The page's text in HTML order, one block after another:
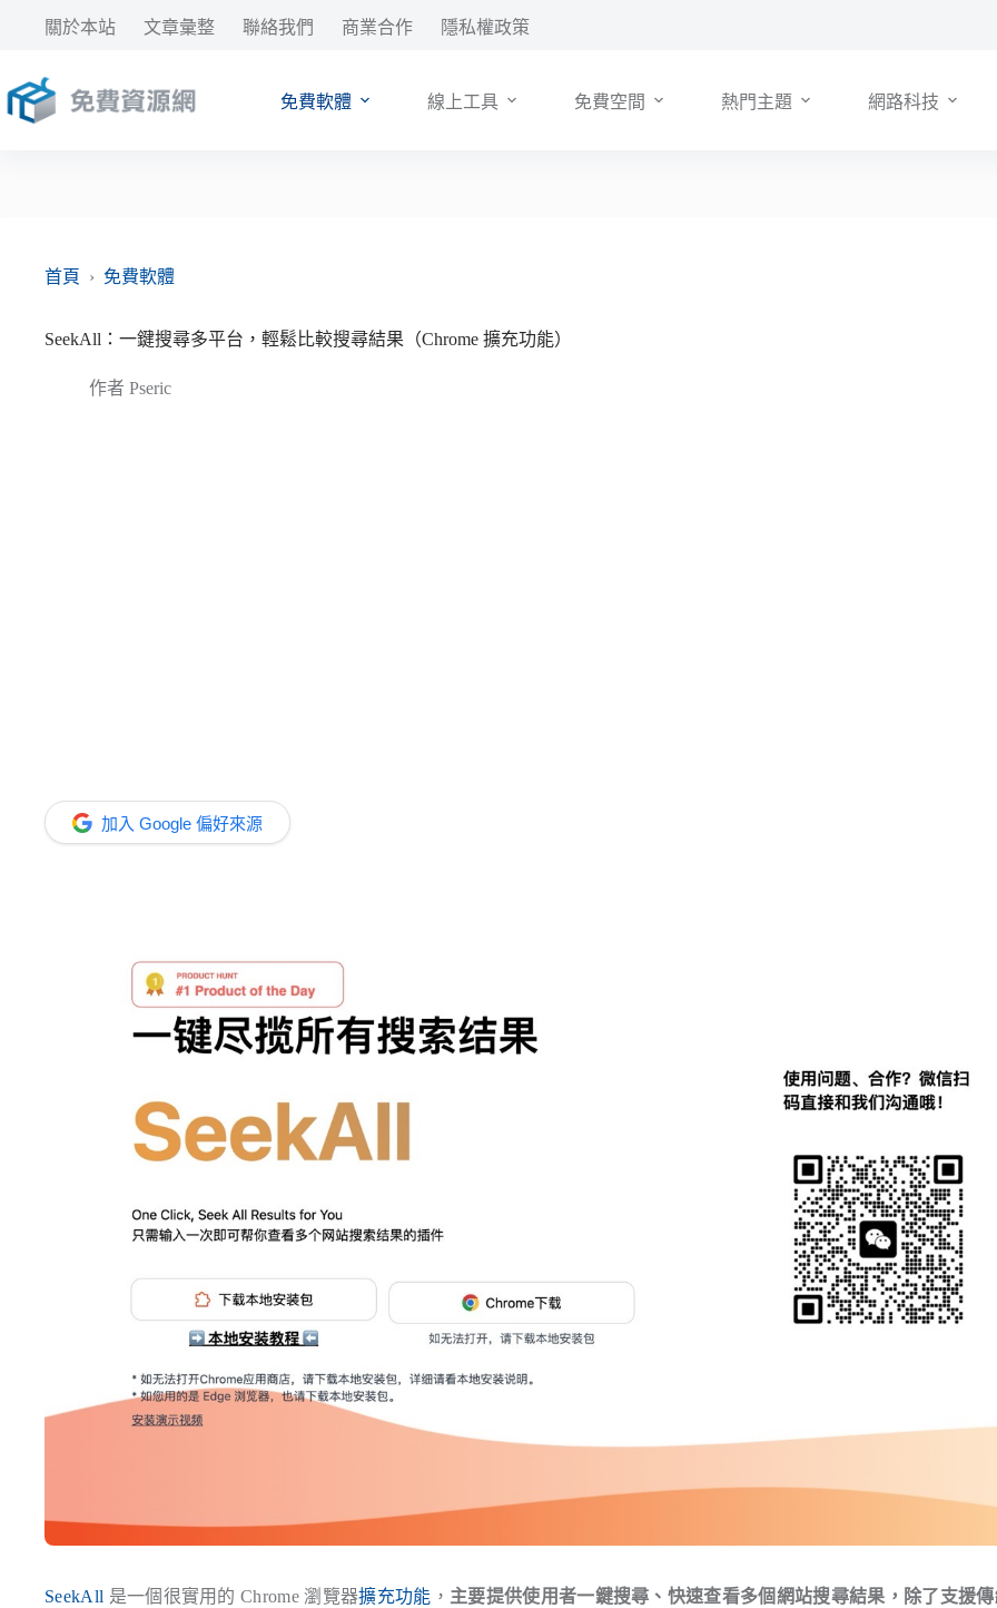
要
內
關於本站 文章彙整 聯絡我們 商業合作 隱私權政策
免費軟體 線上工具 免費空間 熱門主題 網路科技
首頁 › 免費軟體
SeekAll：一鍵搜尋多平台，輕鬆比較搜尋結果（Chrome 擴充功能）
作者 Pseric
加入 Google 偏好來源
SeekAll 是一個很實用的 Chrome 瀏覽器擴充功能 ， 主要提供使用者一鍵搜尋、快速查看多個網站搜尋結果，除了支援